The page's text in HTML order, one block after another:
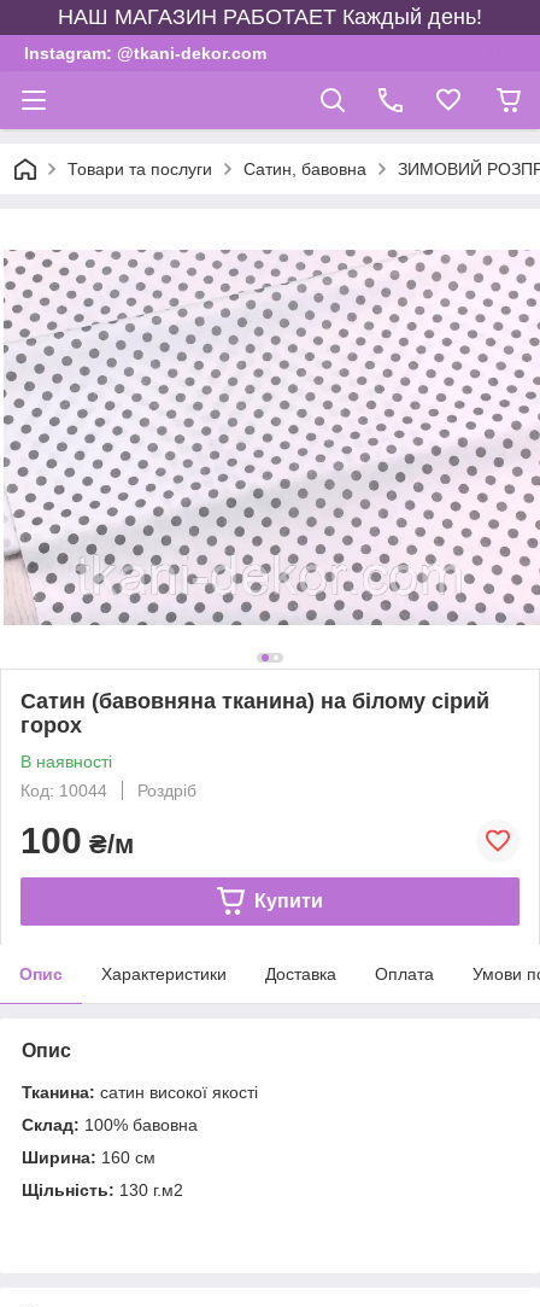
НАШ МАГАЗИН РАБОТАЕТ Каждый день!
Instagram: @tkani-dekor.com
Товари та послуги Сатин, бавовна ЗИМОВИЙ
Сатин (бавовняна тканина) на білому сірий
горох
В наявності
Код: 10044
Роздріб
100 ₴/м
Купити
Опис Характеристики Доставка Оплата Умови
Опис
Тканина: сатин високої якості
Склад: 100% бавовна
Ширина: 160 см
Щільність: 130 г.м2